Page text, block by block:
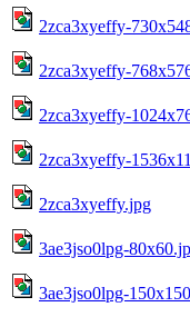
2zca3xyeffy-
2zca3xyeffy-
2zca3xyeffy-
2zca3xyeffy-
2zca3xyeffy.jpg
3ae3jso0lpg-
3ae3jso0lpg-